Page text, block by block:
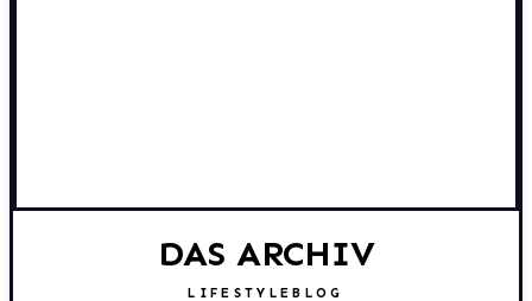
DAS ARCHIV
LIFESTYLEBLOG